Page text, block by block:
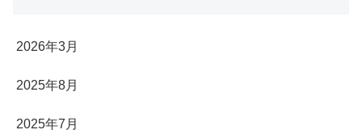
2026年3月
2025年8月
2025年7月